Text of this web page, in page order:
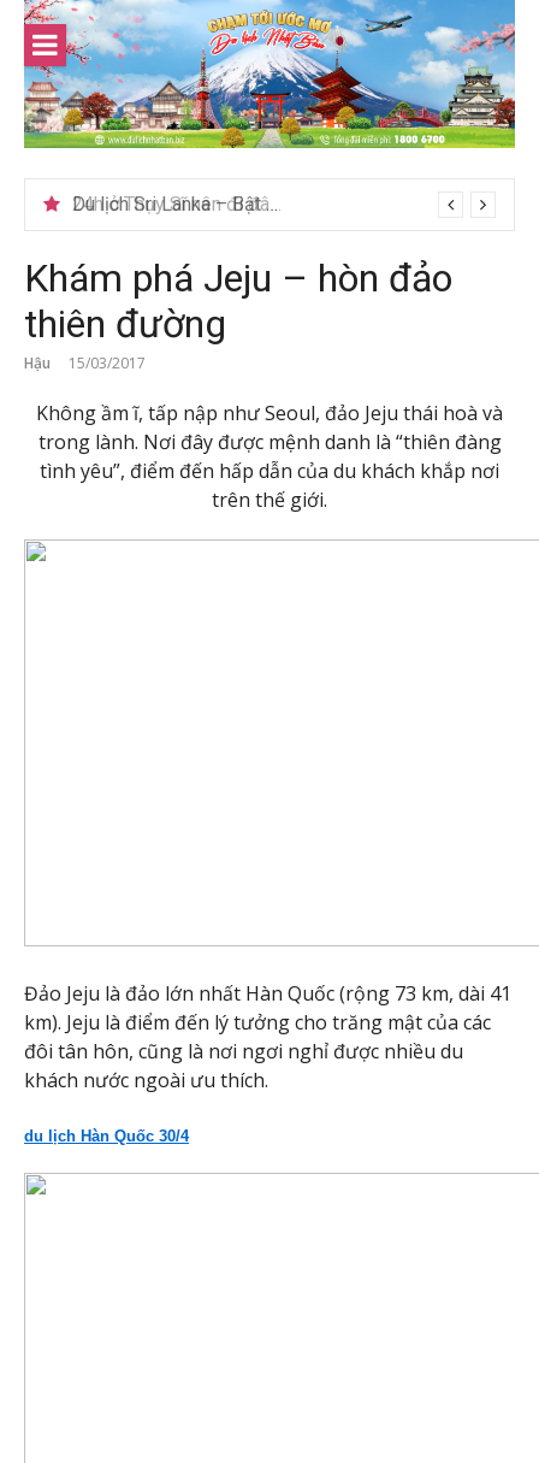
Skip
content
Du lịch Sri Lanka – Bật mí nên đi mùa nào đẹp
Khám phá Jeju – hòn đảo
thiên đường
Hậu 15/03/2017
Không ầm ĩ, tấp nập như Seoul, đảo Jeju thái hoà và
trong lành. Nơi đây được mệnh danh là “thiên đàng
tình yêu”, điểm đến hấp dẫn của du khách khắp nơi
trên thế giới.
Đảo Jeju là đảo lớn nhất Hàn Quốc (rộng 73 km, dài 41
km). Jeju là điểm đến lý tưởng cho trăng mật của các
đôi tân hôn, cũng là nơi ngơi nghỉ được nhiều du
khách nước ngoài ưu thích.
du lịch Hàn Quốc 30/4